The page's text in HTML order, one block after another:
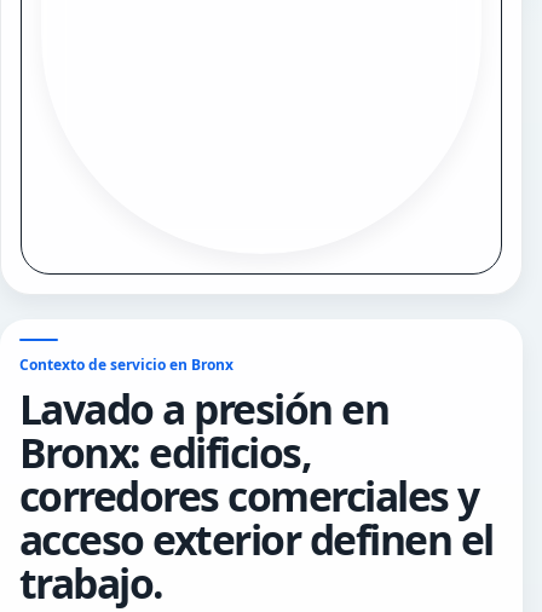
Contexto de servicio en Bronx
Lavado a presión en
Bronx: edificios,
corredores comerciales y
acceso exterior definen el
trabajo.